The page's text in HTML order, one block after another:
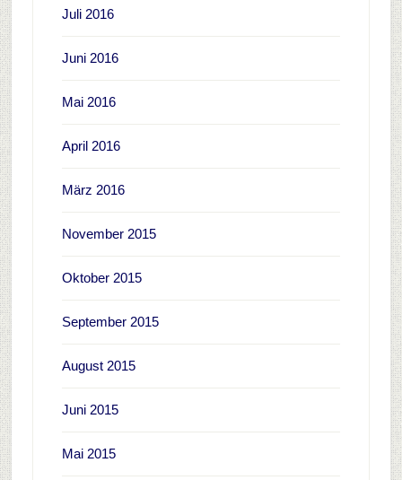
Juli 2016
Juni 2016
Mai 2016
April 2016
März 2016
November 2015
Oktober 2015
September 2015
August 2015
Juni 2015
Mai 2015